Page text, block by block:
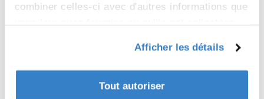
combiner celles-ci avec d'autres informations que
Afficher les détails
Tout autoriser